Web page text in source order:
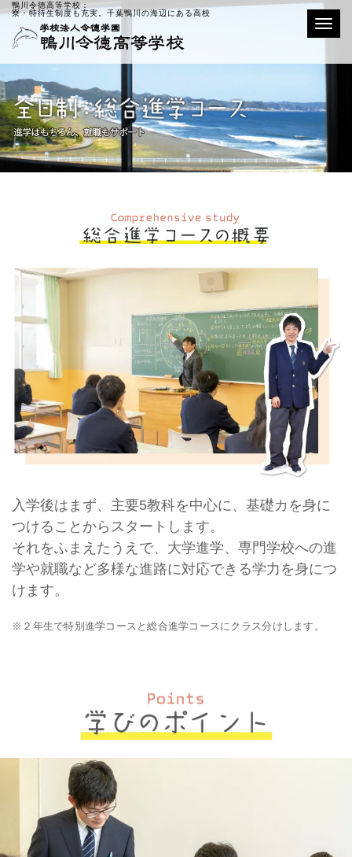
鴨川令徳高等学校：
寮・特待生制度も充実。千葉鴨川の海辺にある高校
入学後はまず、主要5教科を中心に、基礎カを身に
つけることからスタートします。
それをふまえたうえで、大学進学、専門学校への進
学や就職など多様な進路に対応できる学力を身につ
けます。
※２年生で特別進学コースと総合進学コースにクラス分けします。